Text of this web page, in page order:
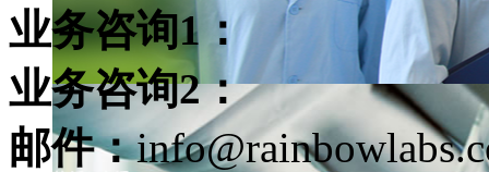
业务咨询1：
业务咨询2：
邮件：